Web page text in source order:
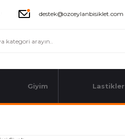
destek@ozceylanbisiklet.com
Giyim Lastikler